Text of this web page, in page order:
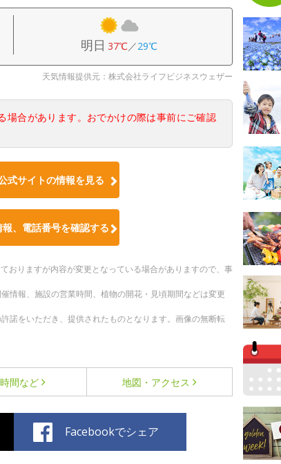
明日 37℃／29℃
天気情報提供元：株式会社ライフビジネスウェザー
合があります。おでかけの際は事前にご確認
式サイトの情報を見る
、電話番号を確認する
おりますが内容が変更となっている場合がありますので、事
情報、施設の営業時間、植物の開花・見頃期間などは変更
諾をいただき、提供されたものとなります。画像の無断転
間など 地図・アクセス
Facebookでシェア